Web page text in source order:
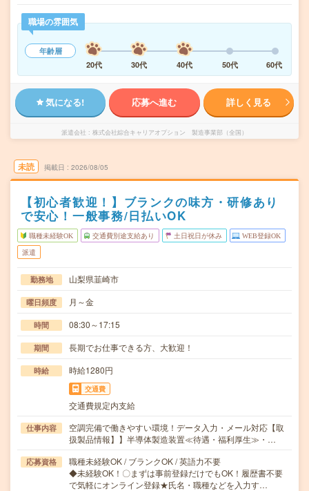
職場の雰囲気
年齢層
20代
30代 40代 50代 60代
気になる! 応募へ進む 詳しく見る
派遣会社 株式会社綜合キャリアオプション 製造事業部（全国）
未読 掲載日 2026/08/05
【初心者歓迎！】ブランクの味方・研修あり
で安心！一般事務/日払いOK
職種未経験OK 交通費別途支給あり 土日祝日が休み WEB登録OK
派遣
勤務地 山梨県韮崎市
曜日頻度 月～金
時間 08:30～17:15
期間 長期でお仕事できる方、大歓迎！
時給 時給1280円
交通費
交通費規定内支給
仕事内容
空調完備で働きやすい環境！データ入力・メール対応【取
扱製品情報】】半導体製造装置≪待遇・福利厚生≫・…
応募資格
職種未経験OK / ブランクOK / 英語力不要
◆未経験OK！〇まずは事前登録だけでもOK！履歴書不要
で気軽にオンライン登録★氏名・職種などを入力す…